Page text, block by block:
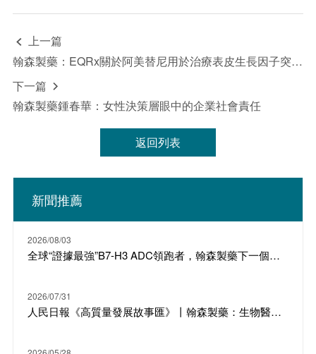
 上一篇
翰森製藥：EQRx關於阿美替尼用於治療表皮生長因子突變的非小細胞肺癌上市許可申請獲EMA受理
下一篇 
翰森製藥鍾春華：女性決策層眼中的企業社會責任
返回列表
新聞推薦
2026/08/03
全球“證據最強”B7-H3 ADC領跑者，翰森製藥下一個明星產品
2026/07/31
人民日報《高質量發展故事匯》丨翰森製藥：生物醫藥 從“跟隨”到“引領”